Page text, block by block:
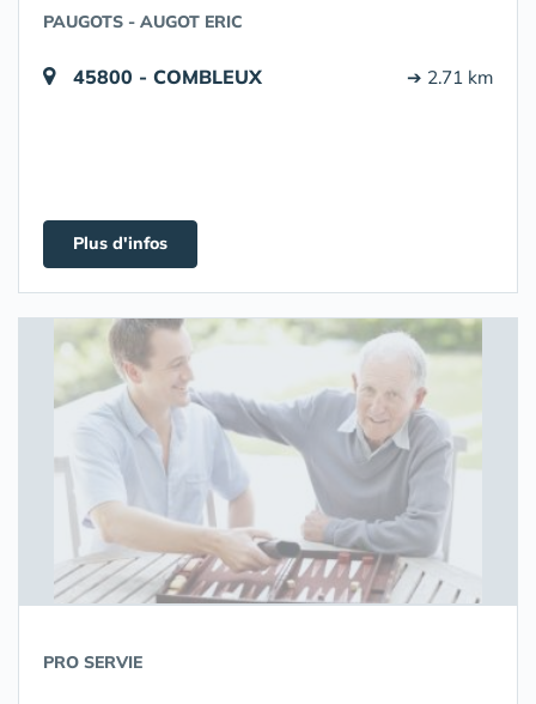
PAUGOTS - AUGOT ERIC
45800 - COMBLEUX ➔ 2.71 km
Plus d'infos
PRO SERVIE